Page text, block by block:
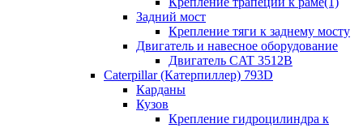
Задний мост
Крепление тяги к заднему мосту
Двигатель и навесное оборудование
Двигатель CAT 3512B
Caterpillar (Катерпиллер) 793D
Карданы
Кузов
Крепление гидроцилиндра к